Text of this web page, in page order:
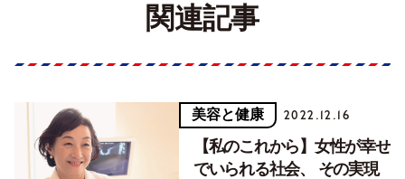
関連記事
美容と健康 2022.12.16
【私のこれから】女性が幸せ
でいられる社会、 その実現